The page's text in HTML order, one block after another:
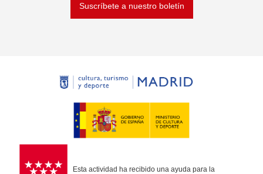
Suscríbete a nuestro boletín
Esta actividad ha recibido una ayuda para la